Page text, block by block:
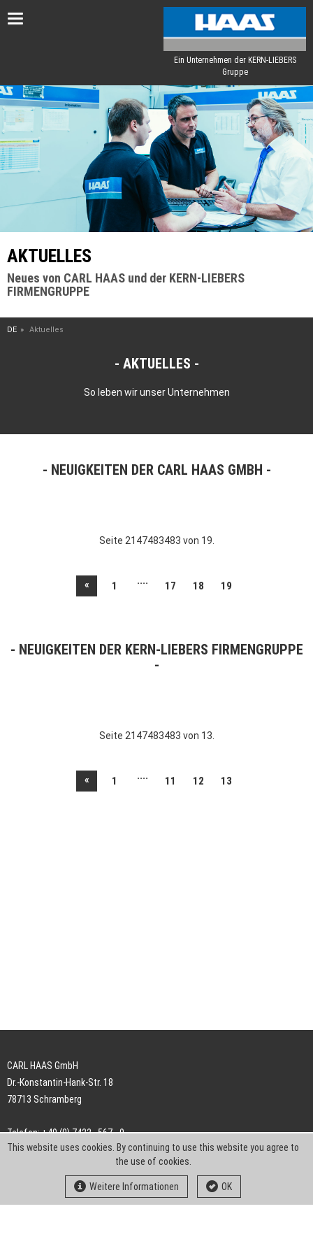
Toggle
Ein Unternehmen der KERN-LIEBERS
Gruppe
AKTUELLES
Neues von CARL HAAS und der KERN-LIEBERS
FIRMENGRUPPE
DE Aktuelles
AKTUELLES
So leben wir unser Unternehmen
NEUIGKEITEN DER CARL HAAS GMBH
Seite 2147483483 von 19.
« 1 .... 17 18 19
NEUIGKEITEN DER KERN-LIEBERS FIRMENGRUPPE
Seite 2147483483 von 13.
« 1 .... 11 12 13
CARL HAAS GmbH
Dr.-Konstantin-Hank-Str. 18
78713 Schramberg
Telefon: +49 (0) 7422 . 567 - 0
Telefax: +49 (0) 7422 . 567 - 239
info-ch@kern-liebers.com
This website uses cookies. By continuing to use this website you agree to
the use of cookies.
Weitere Informationen OK